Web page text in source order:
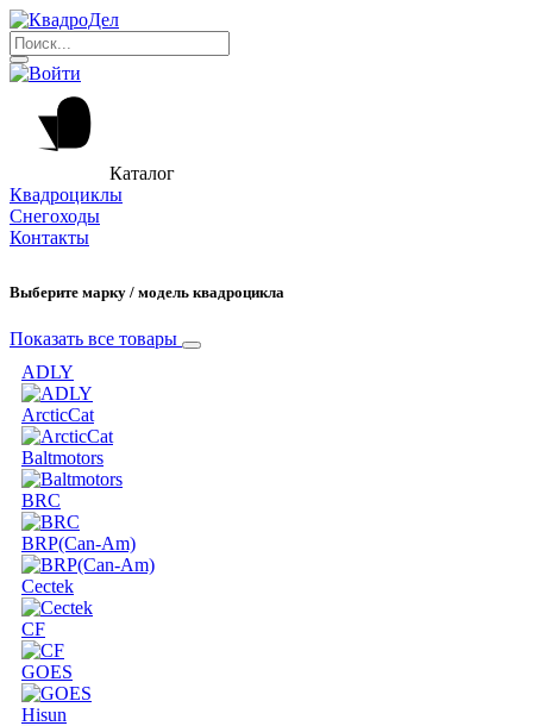
Каталог
Квадроциклы
Снегоходы
Контакты
Выберите марку / модель квадроцикла
Показать все товары
ADLY
ArcticCat
Baltmotors
BRC
BRP(Can-Am)
Cectek
CF
GOES
Hisun